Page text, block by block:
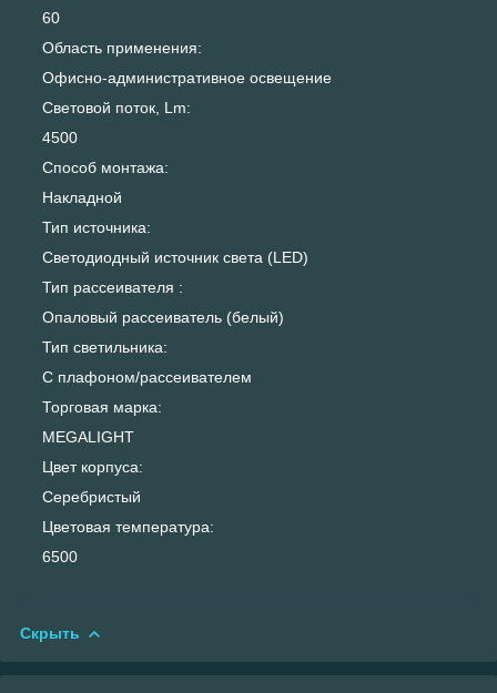
60
Область применения:
Офисно-административное освещение
Световой поток, Lm:
4500
Способ монтажа:
Накладной
Тип источника:
Светодиодный источник света (LED)
Тип рассеивателя :
Опаловый рассеиватель (белый)
Тип светильника:
С плафоном/рассеивателем
Торговая марка:
MEGALIGHT
Цвет корпуса:
Серебристый
Цветовая температура:
6500
Скрыть